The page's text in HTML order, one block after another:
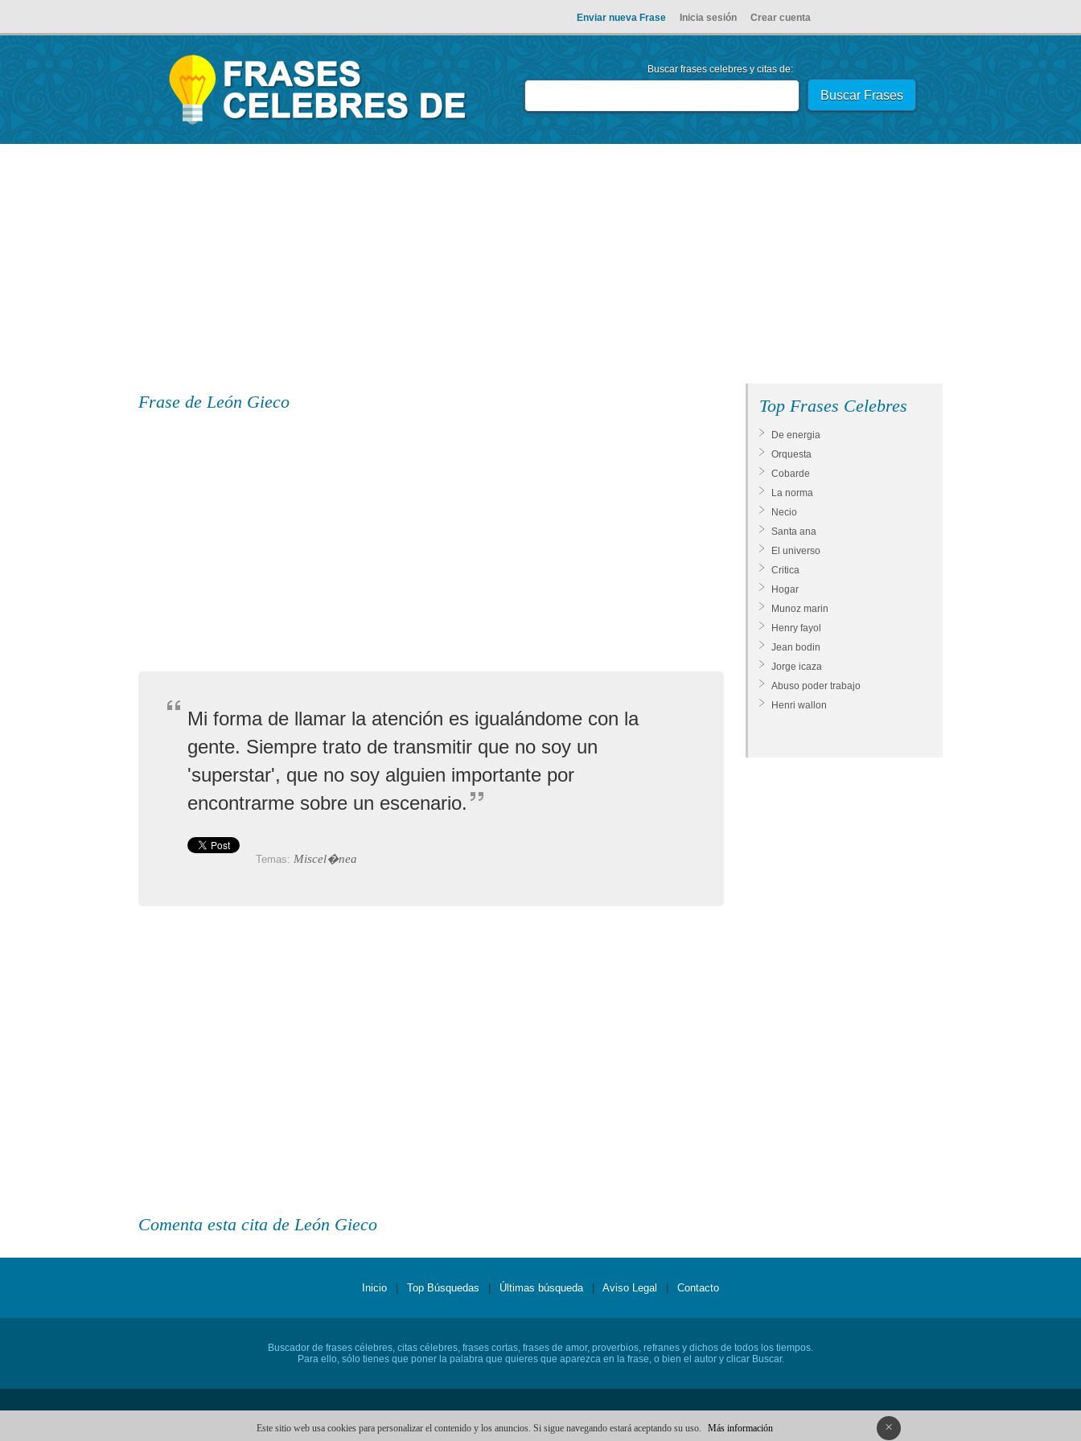
Enviar nueva Frase Inicia sesión Crear cuenta
Buscar frases celebres y citas de:
Frase de León Gieco
Mi forma de llamar la atención es igualándome con la
gente. Siempre trato de transmitir que no soy un
'superstar', que no soy alguien importante por
encontrarme sobre un escenario.
Temas: Miscel�nea
Comenta esta cita de León Gieco
Top Frases Celebres
De energia
Orquesta
Cobarde
La norma
Necio
Santa ana
El universo
Critica
Hogar
Munoz marin
Henry fayol
Jean bodin
Jorge icaza
Abuso poder trabajo
Henri wallon
Inicio Top Búsquedas Últimas búsqueda Aviso Legal Contacto
Buscador de frases célebres, citas célebres, frases cortas, frases de amor, proverbios, refranes y dichos de todos los tiempos.
Para ello, sólo tienes que poner la palabra que quieres que aparezca en la frase, o bien el autor y clicar Buscar.
×
Este sitio web usa cookies para personalizar el contenido y los anuncios. Si sigue navegando estará aceptando su uso. Más información